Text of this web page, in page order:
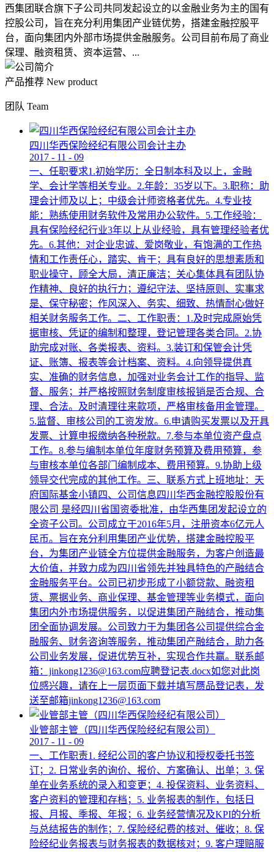
西集团联合旗下子公司共同发起设立的以金融业务为主的国有
控股公司，旨在充分利用集团产业链优势，搭建金融控股平
台，面向集团内外部市场提供金融服务。公司目前布局了商业
保理、融资租赁、资本运营、...
产品推荐 New product
团队 Team
四川华西保险经纪有限公司会计主办
2017 - 11 - 09
一、任职要求1.初始学历：全日制本科及以上，金融
学、会计学等相关专业。2.年龄：35岁以下。3.职称：助
理会计师及以上；中级会计师资格者优先。4.专业技
能：熟练使用财务软件及常用办公软件。5.工作经验：
具有保险经纪行业3年以上从业经验，具有管理经验者优
先。6.其他：对企业忠诚、爱岗敬业，有饱满的工作热
情和工作责任心，踏实、肯干；具有良好的思想素质和
职业操守，顾全大局，清正廉洁；关心集体具有团队协
作精神、良好的执行力；遵纪守法、坚持原则、实事求
是、保守秘密；作风深入、务实、细致、热情耐心做好
相关财务服务工作。二、工作职责：1.及时完成原始凭
据审核、凭证的编制和整理，登记管理各类合同。2.协
助完成对账、各类报表、资料。3.装订和保管会计凭
证、账簿、报表等会计档案、资料。4.向领导提供真
实、准确的财务信息，加强对业务会计工作的指导、监
督、服务；并严格按照财务制度审核报销是否合规、合
理、合法。及时清理往来款项，严格审核备用金管理。
5.监督、审核公司的工资发放。6.申请购买发票以及开具
发票、计算申报缴纳各种税款。7.参与本单位资产盘点
工作。8.参与编制本单位年度财务预算及费用预算，参
与审核本单位各部门编制成本、费用预算。9.协助上级
领导交代完成的其他工作。三、联系方式上班地址：天
府国际基金小镇四、公司信息四川华西金融控股股份有
限公司 是经四川省国资委批准，由华西集团发起设立的
全资子公司。公司成立于2016年5月，注册资本6亿元人
民币。旨在充分利用集团产业优势，搭建金融控股平
台，为集团产业链全方位提供金融服务，为客户创造最
大价值，并致力成为四川省领先并独具特色的产融结合
金融服务平台。公司已初步形成了小额贷款、融资租
赁、票据业务、商业保理、基金管理等业务模式，面向
集团内外市场提供服务，以促进集团产融结合，推动集
团全面协调发展。公司致力于为集团各公司提供综合金
融服务、财务咨询等服务，推动集团产融结合，助力各
公司业务发展，促进优势互补，实现合作共赢。联系邮
箱：jinkong1236@163.com应聘登记表.docx如您对此岗
位感兴趣，请在上一层页面下载并填写赝品登记表，发
送至邮箱jinkong1236@163.com
业管部主管（四川华西保险经纪有限公司）
2017 - 11 - 09
一、工作职责1. 经纪公司的客户协议和授权委托书签
订；2. 日常业务的询价、报价、方案确认、出单；3. 保
单在业务系统的录入和变更；4. 投保资料、业务资料、
客户资料的管理和存档；5. 业务报表的制作，包括日
报、月报、季报、年报；6. 业务经营情况及KPI的分析
与总结报告的制作；7. 保险经纪费的核对、催收；8. 保
险经纪业务报表与财务报表的数据核对；9. 客户理赔服